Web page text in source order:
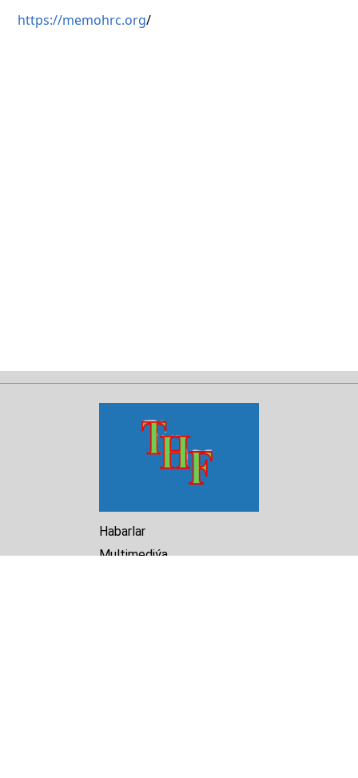
https://memohrc.org/
Habarlar
Multimediýa